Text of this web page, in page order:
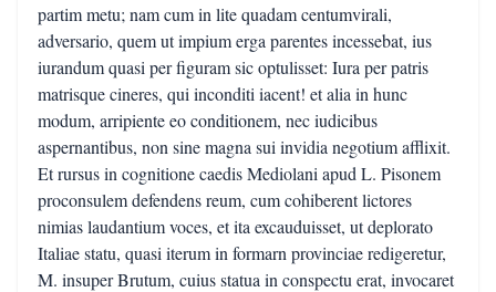
partim metu; nam cum in lite quadam centumvirali,
adversario, quem ut impium erga parentes incessebat, ius
iurandum quasi per figuram sic optulisset: Iura per patris
matrisque cineres, qui inconditi iacent! et alia in hunc
modum, arripiente eo conditionem, nec iudicibus
aspernantibus, non sine magna sui invidia negotium afflixit.
Et rursus in cognitione caedis Mediolani apud L. Pisonem
proconsulem defendens reum, cum cohiberent lictores
nimias laudantium voces, et ita excauduisset, ut deplorato
Italiae statu, quasi iterum in formarn provinciae redigeretur,
M. insuper Brutum, cuius statua in conspectu erat, invocaret